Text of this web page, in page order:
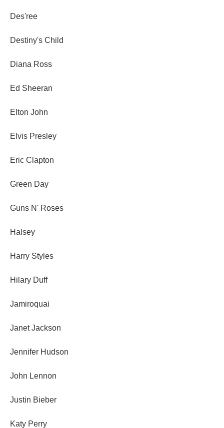
Des'ree
Destiny's Child
Diana Ross
Ed Sheeran
Elton John
Elvis Presley
Eric Clapton
Green Day
Guns N' Roses
Halsey
Harry Styles
Hilary Duff
Jamiroquai
Janet Jackson
Jennifer Hudson
John Lennon
Justin Bieber
Katy Perry